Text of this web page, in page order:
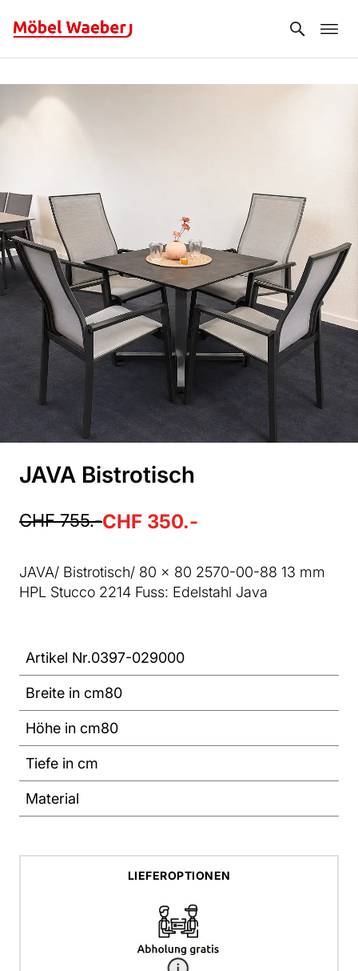
JAVA Bistrotisch
CHF 755.-CHF 350.-
JAVA/ Bistrotisch/ 80 x 80 2570-00-88 13 mm
HPL Stucco 2214 Fuss: Edelstahl Java
Artikel Nr.0397-029000
Breite in cm80
Höhe in cm80
Tiefe in cm
Material
LIEFEROPTIONEN